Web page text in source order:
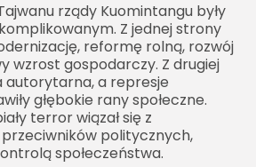
rządy Kuomintangu były
Z jednej strony
reformę rolną, rozwój
wzrost gospodarczy. Z drugiej
autorytarna, a represje
głębokie rany społeczne.
terror wiązał się z
politycznych,
społeczeństwa.